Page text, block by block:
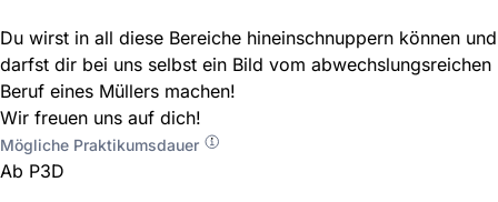
Du wirst in all diese Bereiche hineinschnuppern können und
darfst dir bei uns selbst ein Bild vom abwechslungsreichen
Beruf eines Müllers machen!
Wir freuen uns auf dich!
Mögliche Praktikumsdauer
Ab P3D